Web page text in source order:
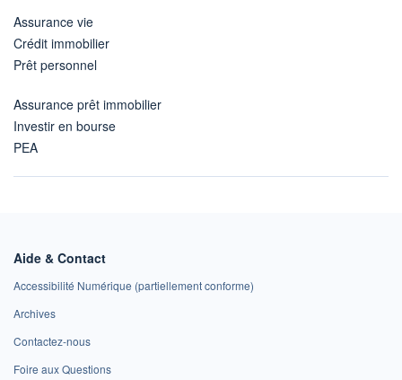
Assurance vie
Crédit immobilier
Prêt personnel
Assurance prêt immobilier
Investir en bourse
PEA
Aide & Contact
Accessibilité Numérique (partiellement conforme)
Archives
Contactez-nous
Foire aux Questions